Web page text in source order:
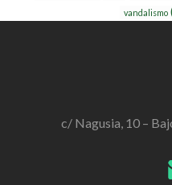
vandalismo
c/ Nagusia, 10 –